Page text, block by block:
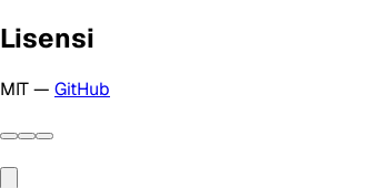
Lisensi
MIT — GitHub